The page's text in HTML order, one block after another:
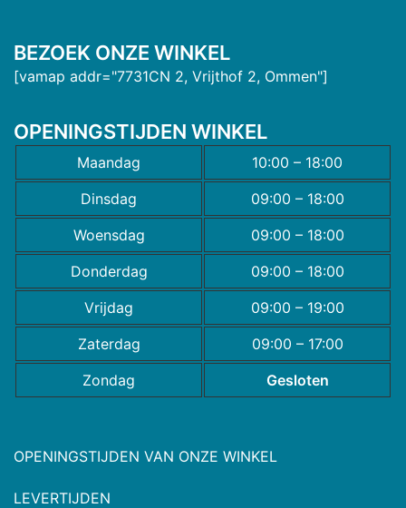
BEZOEK ONZE WINKEL
[vamap addr="7731CN 2, Vrijthof 2, Ommen"]
OPENINGSTIJDEN WINKEL
Maandag
10:00 – 18:00
Dinsdag
09:00 – 18:00
Woensdag
09:00 – 18:00
Donderdag
09:00 – 18:00
Vrijdag
09:00 – 19:00
Zaterdag
09:00 – 17:00
Zondag
Gesloten
OPENINGSTIJDEN VAN ONZE WINKEL
LEVERTIJDEN